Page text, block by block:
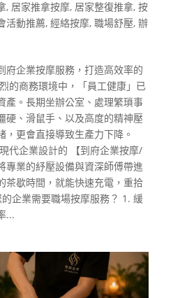
, 居家推拿按摩, 居家整復推拿, 按
活動推薦, 經絡按摩, 職場舒壓, 辦
府企業按摩服務，打造高效率的
的商務環境中，「員工健康」已
產。長期坐辦公室、處理繁瑣事
硬、滑鼠手、以及高度的精神壓
，更會直接導致生產力下降。
代企業設計的 【到府企業按摩/
專業的紓壓設備與資深師傅帶進
茶歇時間，就能快速充電，重拾
企業需要職場按摩服務？ 1. 緩
...